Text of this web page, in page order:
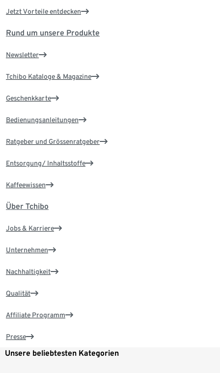
Jetzt Vorteile entdecken
Rund um unsere Produkte
Newsletter
Tchibo Kataloge & Magazine
Geschenkkarte
Bedienungsanleitungen
Ratgeber und Grössenratgeber
Entsorgung/ Inhaltsstoffe
Kaffeewissen
Über Tchibo
Jobs & Karriere
Unternehmen
Nachhaltigkeit
Qualität
Affiliate Programm
Presse
Unsere beliebtesten Kategorien